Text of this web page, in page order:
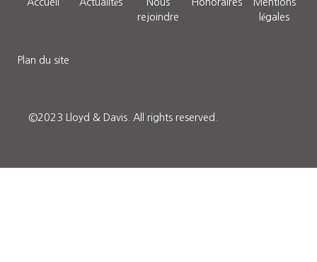
Accueil Actualités
Nous
rejoindre
Honoraires
Mentions
légales
Plan du site
©2023 Lloyd & Davis. All rights reserved.